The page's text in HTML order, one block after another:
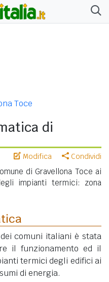
Toce
di
Modifica Condividi
di Gravellona Toce ai
impianti termici: zona
comuni italiani è stata
il funzionamento ed il
termici degli edifici ai
di energia.